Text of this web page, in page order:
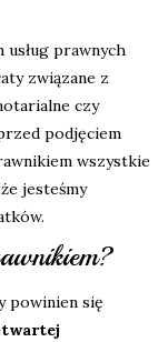
prawnych
związane z
czy
podjęciem
wszystkie
jesteśmy
powinien się